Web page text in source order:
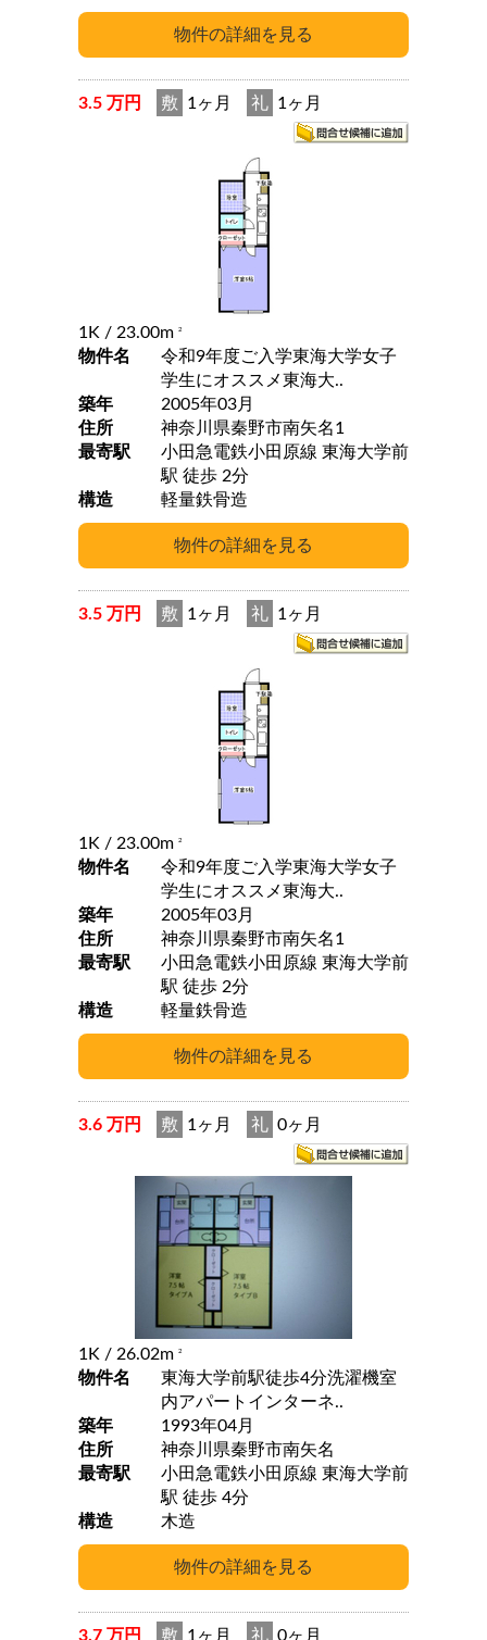
3.5 万円 敷 1ヶ月 礼 1ヶ月
1K / 23.00m 2
物件名
令和9年度ご入学東海大学女子
学生にオススメ東海大..
築年
2005年03月
住所
神奈川県秦野市南矢名1
最寄駅
小田急電鉄小田原線 東海大学前
駅 徒歩 2分
構造
軽量鉄骨造
3.5 万円 敷 1ヶ月 礼 1ヶ月
1K / 23.00m 2
物件名
令和9年度ご入学東海大学女子
学生にオススメ東海大..
築年
2005年03月
住所
神奈川県秦野市南矢名1
最寄駅
小田急電鉄小田原線 東海大学前
駅 徒歩 2分
構造
軽量鉄骨造
3.6 万円 敷 1ヶ月 礼 0ヶ月
1K / 26.02m 2
物件名
東海大学前駅徒歩4分洗濯機室
内アパートインターネ..
築年
1993年04月
住所
神奈川県秦野市南矢名
最寄駅
小田急電鉄小田原線 東海大学前
駅 徒歩 4分
構造
木造
3.7 万円 敷 1ヶ月 礼 0ヶ月